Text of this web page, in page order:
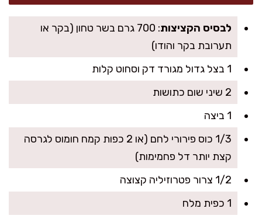
לבסיס הקציצות
: 700 גרם בשר טחון (בקר או
תערובת בקר והודו)
1 בצל גדול מגורד דק וסחוט קלות
2 שיני שום כתושות
1 ביצה
1/3 כוס פירורי לחם (או 2 כפות קמח חומוס לגרסה
קצת יותר דל פחמימות)
1/2 צרור פטרוזיליה קצוצה
1 כפית מלח